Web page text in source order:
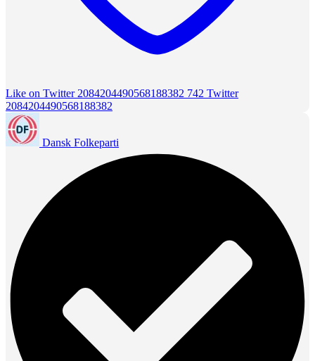
Like on Twitter 2084204490568188382 742 Twitter
2084204490568188382
Dansk Folkeparti